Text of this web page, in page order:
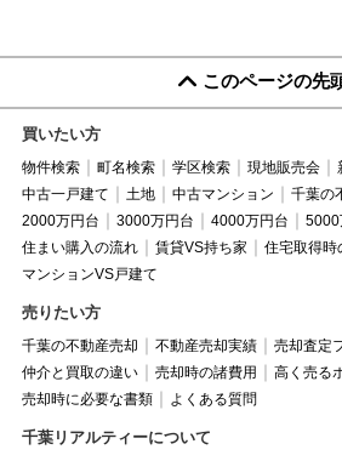
このページの先
買いたい方
物件検索 町名検索 学区検索 現地販売会
中古一戸建て
土地 中古マンション 千葉の
2000万円台
3000万円台 4000万円台
5000
住まい購入の流れ
賃貸VS持ち家
住宅取得時
マンションVS戸建て
売りたい方
千葉の不動産売却 不動産売却実績 売却査定
仲介と買取の違い
売却時の諸費用
高く売る
売却時に必要な書類
よくある質問
千葉リアルティーについて